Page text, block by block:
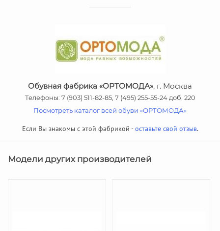
Обувная фабрика «ОРТОМОДА», г. Москва
Телефоны: 7 (903) 511-82-85, 7 (495) 255-55-24 доб. 220
Посмотреть каталог всей обуви «ОРТОМОДА»
Если Вы знакомы с этой фабрикой -оставьте свой отзыв.
Модели других производителей